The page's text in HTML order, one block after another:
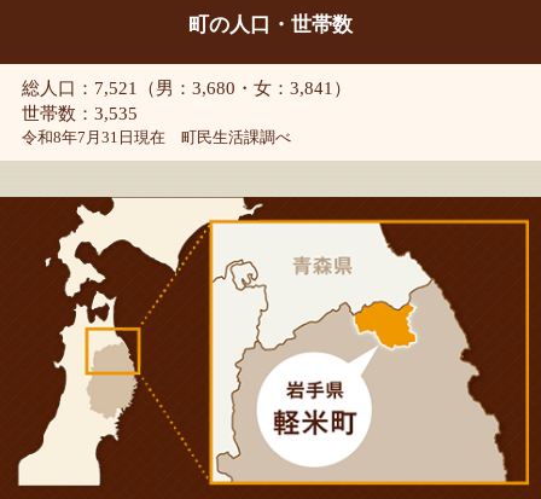
町の人口・世帯数
総人口：7,521（男：3,680・女：3,841）
世帯数：3,535
令和8年7月31日現在 町民生活課調べ